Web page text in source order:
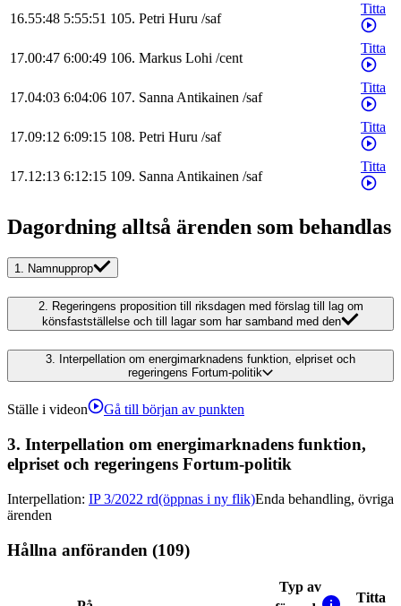
16.55:48 5:55:51 105. Petri Huru /saf
Titta
17.00:47 6:00:49 106. Markus Lohi /cent
Titta
17.04:03 6:04:06 107. SannaAntikainen /saf
Titta
17.09:12 6:09:15 108. Petri Huru /saf
Titta
17.12:13 6:12:15 109. SannaAntikainen /saf
Titta
Dagordning alltså ärenden som behandlas
1. Namnupprop
2. Regeringens proposition till riksdagen med förslag till lag om
könsfastställelse och till lagar som har samband med den
3. Interpellation om energimarknadens funktion, elpriset och
regeringens Fortum-politik
Ställe i videon Gå till början av punkten
3. Interpellation om energimarknadens funktion,
elpriset och regeringens Fortum-politik
Interpellation: IP 3/2022 rd(öppnas i ny flik)Enda behandling, övriga
ärenden
Hållna anföranden (109)
Typ av
Titta